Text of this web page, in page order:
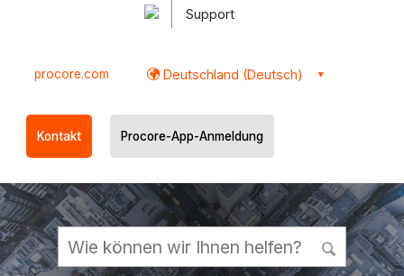
Support
procore.com Deutschland (Deutsch)
Kontakt Procore-App-Anmeldung